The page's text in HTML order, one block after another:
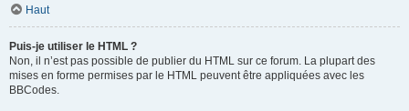
Haut
Puis-je utiliser le HTML ?
Non, il n’est pas possible de publier du HTML sur ce forum. La plupart des
mises en forme permises par le HTML peuvent être appliquées avec les
BBCodes.